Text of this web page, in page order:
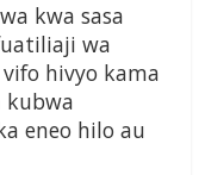
kwa sasa
wa
hivyo kama
kubwa
eneo hilo au